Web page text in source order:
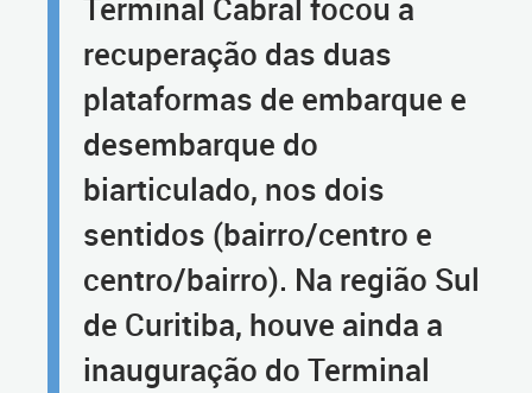
Terminal Cabral focou a
recuperação das duas
plataformas de embarque e
desembarque do
biarticulado, nos dois
sentidos (bairro/centro e
centro/bairro). Na região Sul
de Curitiba, houve ainda a
inauguração do Terminal